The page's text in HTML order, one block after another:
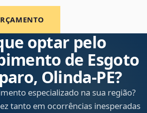
optar pelo
de Esgoto
Olinda‑PE?
especializado na sua região?
tanto em ocorrências inesperadas